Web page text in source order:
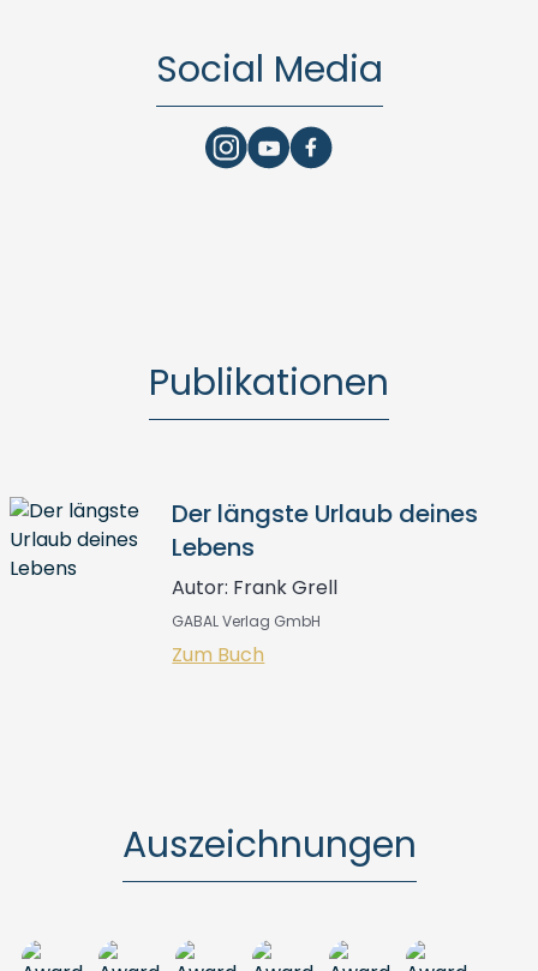
Social Media
Publikationen
Der längste Urlaub deines
Lebens
Autor: Frank Grell
GABAL Verlag GmbH
Zum Buch
Auszeichnungen